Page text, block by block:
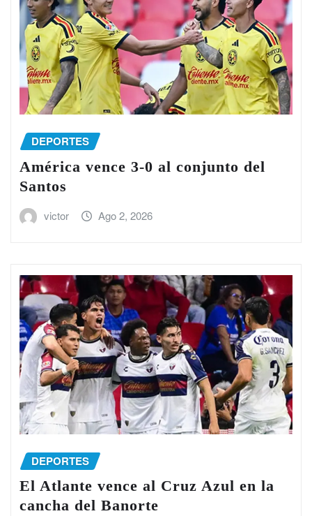
DEPORTES
América vence 3-0 al conjunto del
Santos
victor Ago 2, 2026
DEPORTES
El Atlante vence al Cruz Azul en la
cancha del Banorte